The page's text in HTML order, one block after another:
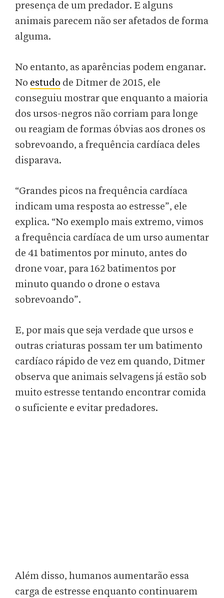
presença de um predador. E alguns
animais parecem não ser afetados de forma
alguma.
No entanto, as aparências podem enganar.
No estudo de Ditmer de 2015, ele
conseguiu mostrar que enquanto a maioria
dos ursos-negros não corriam para longe
ou reagiam de formas óbvias aos drones os
sobrevoando, a frequência cardíaca deles
disparava.
“Grandes picos na frequência cardíaca
indicam uma resposta ao estresse”, ele
explica. “No exemplo mais extremo, vimos
a frequência cardíaca de um urso aumentar
de 41 batimentos por minuto, antes do
drone voar, para 162 batimentos por
minuto quando o drone o estava
sobrevoando”.
E, por mais que seja verdade que ursos e
outras criaturas possam ter um batimento
cardíaco rápido de vez em quando, Ditmer
observa que animais selvagens já estão sob
muito estresse tentando encontrar comida
o suficiente e evitar predadores.
Além disso, humanos aumentarão essa
carga de estresse enquanto continuarem